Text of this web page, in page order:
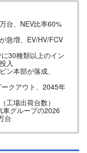
台、NEV比率60%
急増、EV/HV/FCV
30種類以上のイン
入
ン本部が落成、
クアウト、2045年
工場出荷台数）
グループの2026
台